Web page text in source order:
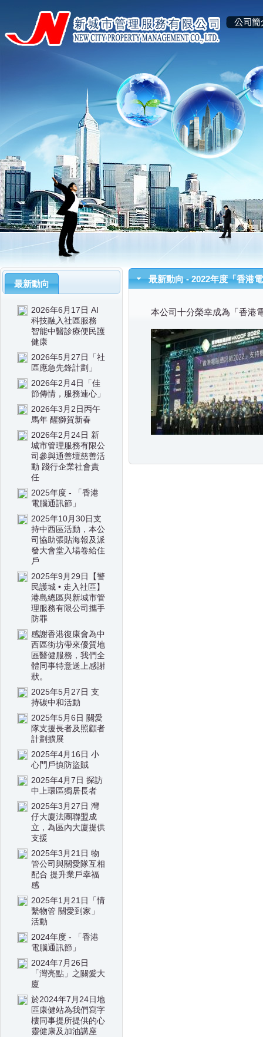
最新動向
2026年6月17日 AI
科技融入社區服務
智能中醫診療便民護
健康
2026年5月27日「社
區應急先鋒計劃」
2026年2月4日「佳
節傳情，服務連心」
2026年3月2日丙午
馬年 醒獅賀新春
2026年2月24日 新
城市管理服務有限公
司參與通善壇慈善活
動 踐行企業社會責
任
2025年度 - 「香港
電腦通訊節」
2025年10月30日支
持中西區活動，本公
司協助張貼海報及派
發大會堂入場卷給住
戶
2025年9月29日【警
民護城 • 走入社區】
港島總區與新城市管
理服務有限公司攜手
防罪
感謝香港復康會為中
西區街坊帶來優質地
區醫健服務，我們全
體同事特意送上感謝
狀。
2025年5月27日 支
持碳中和活動
2025年5月6日 關愛
隊支援長者及照顧者
計劃擴展
2025年4月16日 小
心門戶慎防盜賊
2025年4月7日 探訪
中上環區獨居長者
2025年3月27日 灣
仔大廈法團聯盟成
立，為區內大廈提供
支援
2025年3月21日 物
管公司與關愛隊互相
配合 提升業戶幸福
感
2025年1月21日「情
繫物管 關愛到家」
活動
2024年度 - 「香港
電腦通訊節」
2024年7月26日
「灣亮點」之關愛大
廈
於2024年7月24日地
區康健站為我們寫字
樓同事提所提供的心
靈健康及加油講座
最新動向 - 2022年度「香港
本公司十分榮幸成為「香港